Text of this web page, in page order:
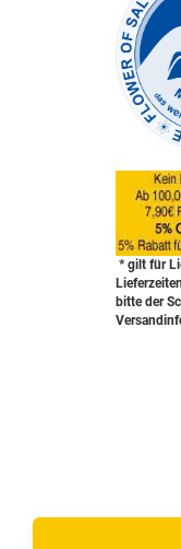
* gilt für
bitte der